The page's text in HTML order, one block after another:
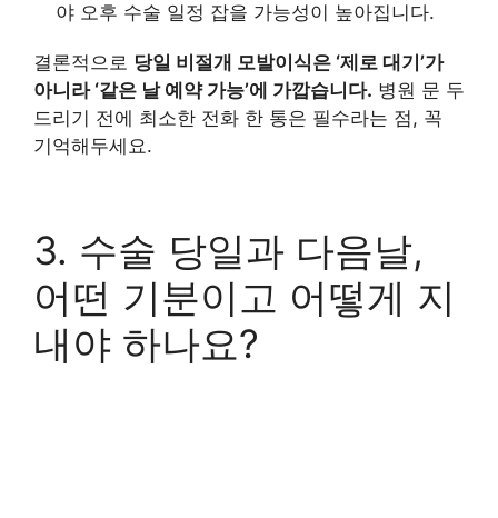
야 오후 수술 일정 잡을 가능성이 높아집니다.
결론적으로 당일 비절개 모발이식은 ‘제로 대기’가
아니라 ‘같은 날 예약 가능’에 가깝습니다. 병원 문 두
드리기 전에 최소한 전화 한 통은 필수라는 점, 꼭
기억해두세요.
3. 수술 당일과 다음날,
어떤 기분이고 어떻게 지
내야 하나요?